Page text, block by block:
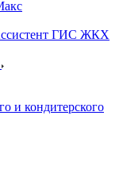
ГИС ЖКХ
и кондитерского